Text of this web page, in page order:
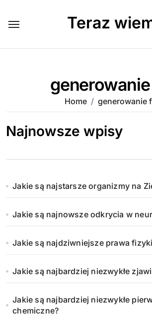
content
Teraz
Home generowanie
Najnowsze wpisy
Jakie są najstarsze organizmy na
Jakie są najnowsze odkrycia w
Jakie są najdziwniejsze prawa
Jakie są najbardziej niezwykłe
Jakie są najbardziej niezwykłe
chemiczne?